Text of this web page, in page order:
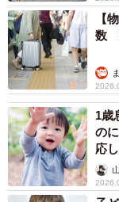
幹
ら
係